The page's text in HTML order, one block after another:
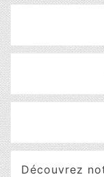
Découvrez